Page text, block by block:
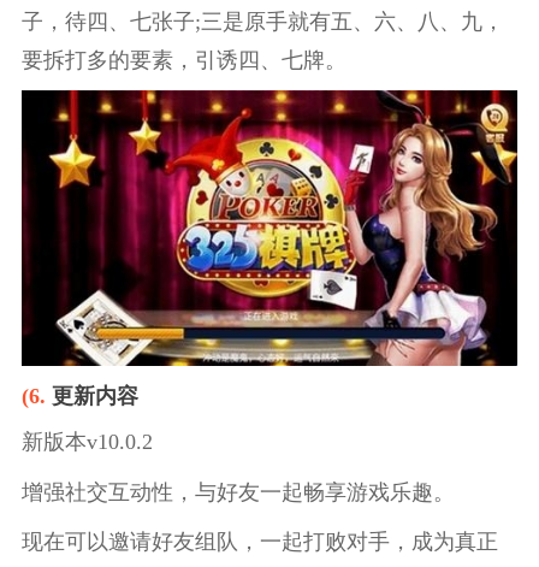
子，待四、七张子;三是原手就有五、六、八、九，
要拆打多的要素，引诱四、七牌。
(6. 更新内容
新版本v10.0.2
增强社交互动性，与好友一起畅享游戏乐趣。
现在可以邀请好友组队，一起打败对手，成为真正